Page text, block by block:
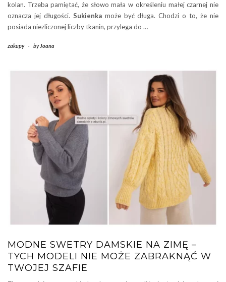
kolan. Trzeba pamiętać, że słowo mała w określeniu małej czarnej nie
oznacza jej długości. Sukienkamoże być długa. Chodzi o to, że nie
posiada niezliczonej liczby tkanin, przylega do …
zakupy - by Joana
MODNE SWETRY DAMSKIE NA ZIMĘ –
TYCH MODELI NIE MOŻE ZABRAKNĄĆ W
TWOJEJ SZAFIE